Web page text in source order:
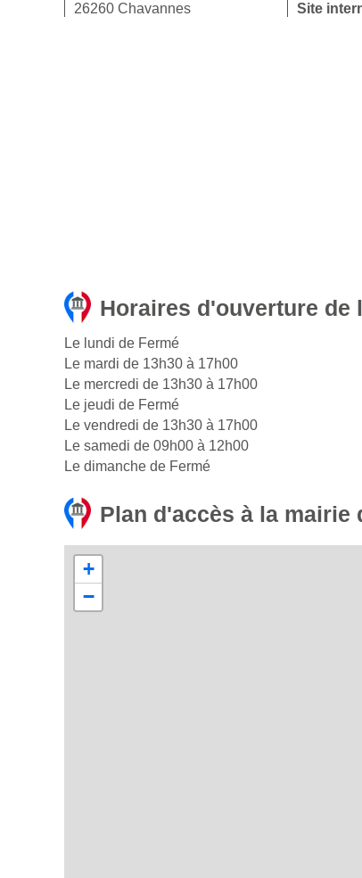
26260 Chavannes
Site
Horaires d'ouverture de
Le lundi de Fermé
Le mardi de 13h30 à 17h00
Le mercredi de 13h30 à 17h00
Le jeudi de Fermé
Le vendredi de 13h30 à 17h00
Le samedi de 09h00 à 12h00
Le dimanche de Fermé
Plan d'accès à la mairie
+
−